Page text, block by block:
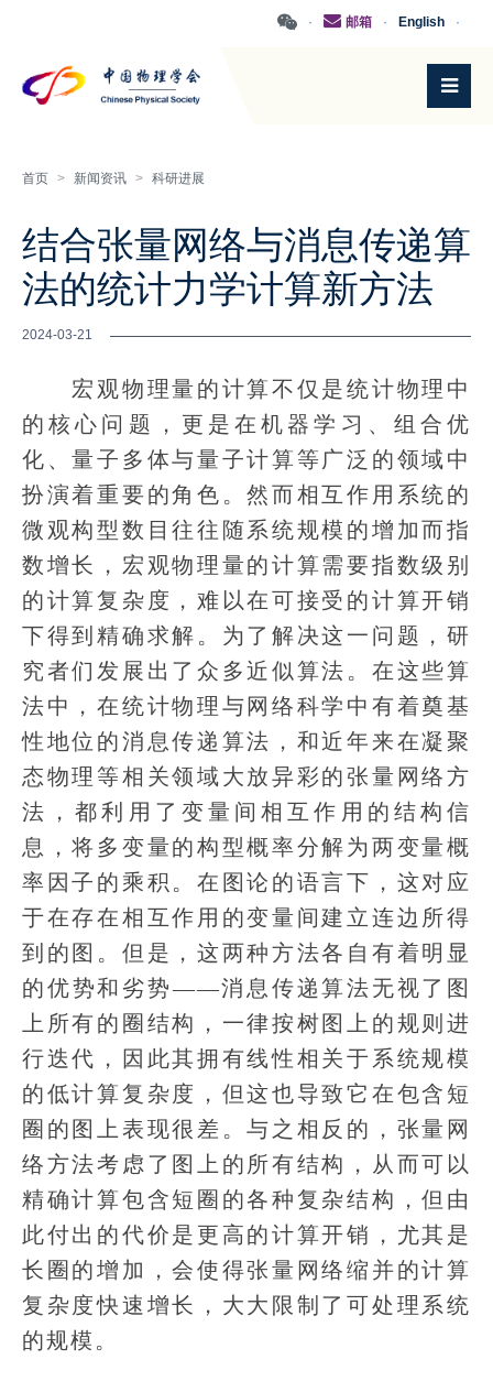
·
English
·
邮箱
·
首页 > 新闻资讯 > 科研进展
结合张量网络与消息传递算
法的统计力学计算新方法
2024-03-21
宏观物理量的计算不仅是统计物理中
的核心问题，更是在机器学习、组合优
化、量子多体与量子计算等广泛的领域中
扮演着重要的角色。然而相互作用系统的
微观构型数目往往随系统规模的增加而指
数增长，宏观物理量的计算需要指数级别
的计算复杂度，难以在可接受的计算开销
下得到精确求解。为了解决这一问题，研
究者们发展出了众多近似算法。在这些算
法中，在统计物理与网络科学中有着奠基
性地位的消息传递算法，和近年来在凝聚
态物理等相关领域大放异彩的张量网络方
法，都利用了变量间相互作用的结构信
息，将多变量的构型概率分解为两变量概
率因子的乘积。在图论的语言下，这对应
于在存在相互作用的变量间建立连边所得
到的图。但是，这两种方法各自有着明显
的优势和劣势——消息传递算法无视了图
上所有的圈结构，一律按树图上的规则进
行迭代，因此其拥有线性相关于系统规模
的低计算复杂度，但这也导致它在包含短
圈的图上表现很差。与之相反的，张量网
络方法考虑了图上的所有结构，从而可以
精确计算包含短圈的各种复杂结构，但由
此付出的代价是更高的计算开销，尤其是
长圈的增加，会使得张量网络缩并的计算
复杂度快速增长，大大限制了可处理系统
的规模。